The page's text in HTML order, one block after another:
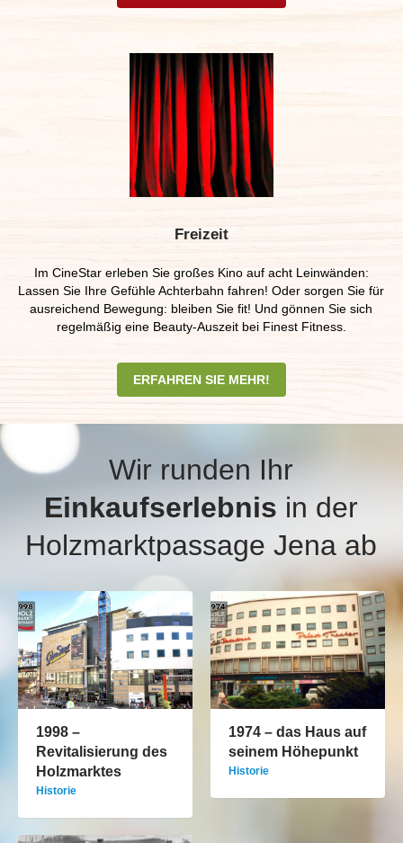
Freizeit
Im CineStar erleben Sie großes Kino auf acht Leinwänden:
Lassen Sie Ihre Gefühle Achterbahn fahren! Oder sorgen Sie für
ausreichend Bewegung: bleiben Sie fit! Und gönnen Sie sich
regelmäßig eine Beauty-Auszeit bei Finest Fitness.
ERFAHREN SIE MEHR!
Wir runden Ihr
Einkaufserlebnis in der
Holzmarktpassage Jena ab
1998 –
Revitalisierung des
Holzmarktes
Historie
1974 – das Haus auf
seinem Höhepunkt
Historie